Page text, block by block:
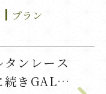
プラン
ンレース
きGALA